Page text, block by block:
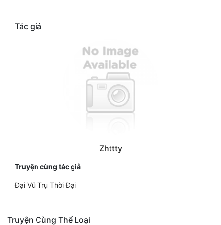
Tác giả
Zhttty
Truyện cùng tác giả
Đại Vũ Trụ Thời Đại
Truyện Cùng Thể Loại